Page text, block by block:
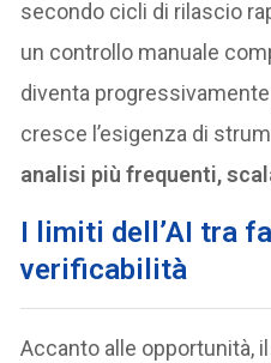
secondo cicli di rilascio
un controllo manuale
diventa
cresce l’esigenza di
analisi più frequenti,
I limiti dell’AI tra
verificabilità
Accanto alle opportunità,